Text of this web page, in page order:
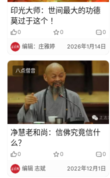
印光大师：世间最大的功德
莫过于这个 ！
0 0 0
编辑：庄雅婷 2026年1月14日
八点僧音
净慧老和尚：信佛究竟信什
么？
0 0 0
编辑 志斌 2022年12月1日